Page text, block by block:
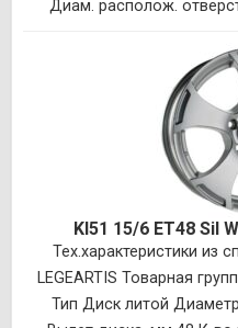
Диам. располож.
KI51 15/6 ET48 Sil
Тех.характеристики из
LEGEARTIS Товарная
Тип Диск литой